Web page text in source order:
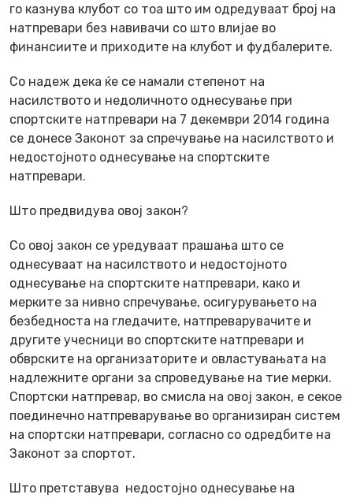
го казнува клубот со тоа што им одредуваат број на
натпревари без навивачи со што влијае во
финансиите и приходите на клубот и фудбалерите.
Со надеж дека ќе се намали степенот на
насилството и недоличното однесување при
спортските натпревари на 7 декември 2014 година
се донесе Законот за спречување на насилството и
недостојното однесување на спортските
натпревари.
Што предвидува овој закон?
Со овој закон се уредуваат прашања што се
однесуваат на насилството и недостојното
однесување на спортските натпревари, како и
мерките за нивно спречување, осигурувањето на
безбедноста на гледачите, натпреварувачите и
другите учесници во спортските натпревари и
обврските на организаторите и овластувањата на
надлежните органи за спроведување на тие мерки.
Спортски натпревар, во смисла на овој закон, е секое
поединечно натпреварување во организиран систем
на спортски натпревари, согласно со одредбите на
Законот за спортот.
Што претставува недостојно однесување на